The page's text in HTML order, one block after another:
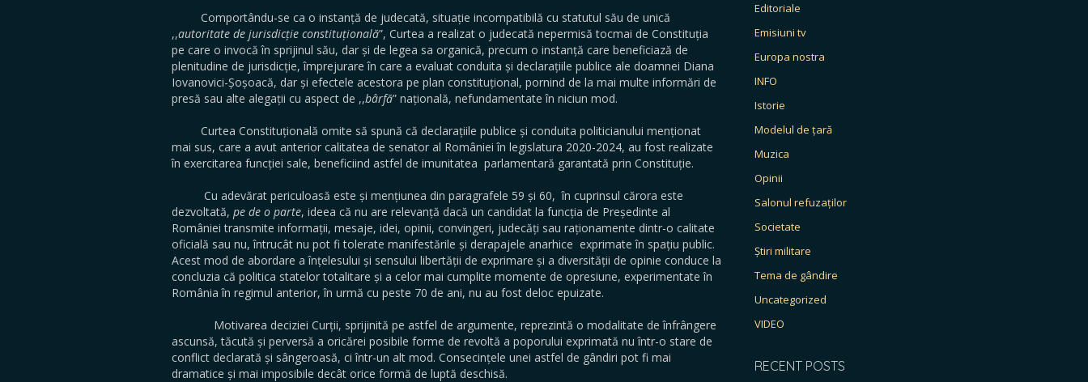
Comportându-se ca o instanță de judecată, situație incompatibilă cu statutul său de unică
,,autoritate de jurisdicție constituțională”, Curtea a realizat o judecată nepermisă tocmai de Constituția
pe care o invocă în sprijinul său, dar și de legea sa organică, precum o instanță care beneficiază de
plenitudine de jurisdicție, împrejurare în care a evaluat conduita și declarațiile publice ale doamnei Diana
Iovanovici-Șoșoacă, dar și efectele acestora pe plan constituțional, pornind de la mai multe informări de
presă sau alte alegații cu aspect de ,,bârfă” națională, nefundamentate în niciun mod.
Curtea Constituțională omite să spună că declarațiile publice și conduita politicianului menționat
mai sus, care a avut anterior calitatea de senator al României în legislatura 2020-2024, au fost realizate
în exercitarea funcției sale, beneficiind astfel de imunitatea parlamentară garantată prin Constituție.
Cu adevărat periculoasă este și mențiunea din paragrafele 59 și 60, în cuprinsul cărora este
dezvoltată, pe de o parte, ideea că nu are relevanță dacă un candidat la funcția de Președinte al
României transmite informații, mesaje, idei, opinii, convingeri, judecăți sau raționamente dintr-o calitate
oficială sau nu, întrucât nu pot fi tolerate manifestările și derapajele anarhice exprimate în spațiu public.
Acest mod de abordare a înțelesului și sensului libertății de exprimare și a diversității de opinie conduce la
concluzia că politica statelor totalitare și a celor mai cumplite momente de opresiune, experimentate în
România în regimul anterior, în urmă cu peste 70 de ani, nu au fost deloc epuizate.
Motivarea deciziei Curții, sprijinită pe astfel de argumente, reprezintă o modalitate de înfrângere
ascunsă, tăcută și perversă a oricărei posibile forme de revoltă a poporului exprimată nu într-o stare de
conflict declarată și sângeroasă, ci într-un alt mod. Consecințele unei astfel de gândiri pot fi mai
dramatice și mai imposibile decât orice formă de luptă deschisă.
Editoriale
Emisiuni tv
Europa nostra
INFO
Istorie
Modelul de țară
Muzica
Opinii
Salonul refuzaților
Societate
Știri militare
Tema de gândire
Uncategorized
VIDEO
RECENT POSTS